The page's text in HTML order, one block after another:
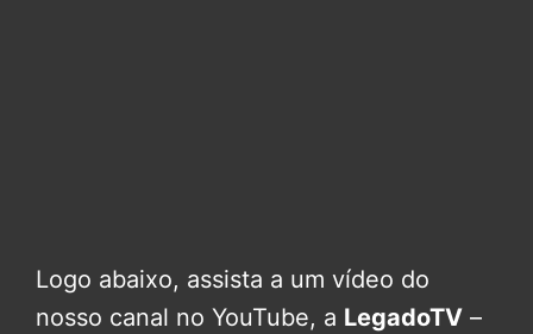
Logo abaixo, assista a um vídeo do
nosso canal no YouTube, a LegadoTV –